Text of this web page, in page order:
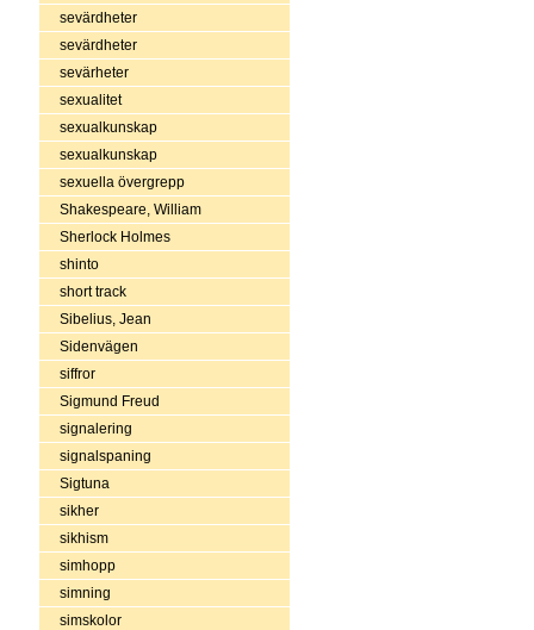
sevärdheter
sevärdheter
sevärheter
sexualitet
sexualkunskap
sexualkunskap
sexuella övergrepp
Shakespeare, William
Sherlock Holmes
shinto
short track
Sibelius, Jean
Sidenvägen
siffror
Sigmund Freud
signalering
signalspaning
Sigtuna
sikher
sikhism
simhopp
simning
simskolor